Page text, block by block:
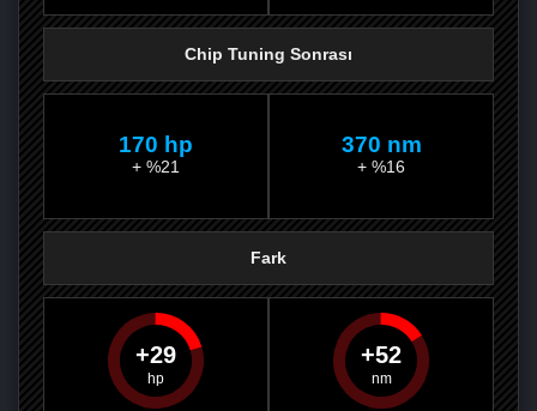
PAYLAŞPAYLAŞPLUS'TA
Chip Tuning Sonrası
170 hp
+ %21
370 nm
+ %16
Fark
29 52